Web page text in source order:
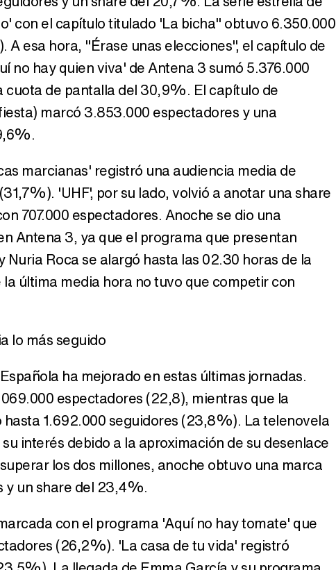
con el capítulo titulado 'La bicha" obtuvo 6.350.000
esa hora, "Érase unas elecciones", el capítulo de
no hay quien viva' de Antena 3 sumó 5.376.000
cuota de pantalla del 30,9%. El capítulo de
marcó 3.853.000 espectadores y una
marcianas' registró una audiencia media de
'UHF', por su lado, volvió a anotar una share
707.000 espectadores. Anoche se dio una
Antena 3, ya que el programa que presentan
Nuria Roca se alargó hasta las 02.30 horas de la
última media hora no tuvo que competir con
lo más seguido
ha mejorado en estas últimas jornadas.
espectadores (22,8), mientras que la
1.692.000 seguidores (23,8%). La telenovela
interés debido a la aproximación de su desenlace
los dos millones, anoche obtuvo una marca
y un share del 23,4%.
con el programa 'Aquí no hay tomate' que
(26,2%). 'La casa de tu vida' registró